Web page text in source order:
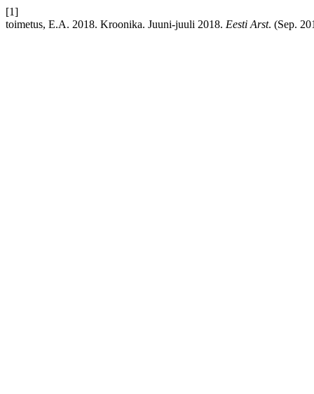
[1]
toimetus, E.A. 2018. Kroonika. Juuni-juuli 2018. Eesti Arst. (Sep.